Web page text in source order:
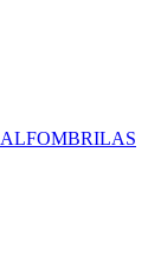
ALFOMBRILAS